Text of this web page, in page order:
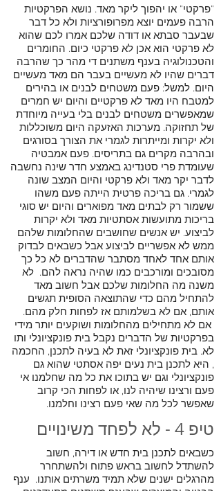
"פרקטי" או יהפוך ליקר מאד. נושא הפרקטיות
הרבה פעמים יוצא מפרופורציות ולא כל דבר
שבעבר סבתא או דודה שלכם אמרו לכם שהוא
לא פרקטי הוא אכן לא פרקטי כיום. החומרים
והטכנולוגיה בענף משתנים די מהר כך שהרבה
דברים שהיו לא מעשיים בעבר הם מאד מעשיים
היום. למשל: פעם משטחים לבנים או בהירים
למטבח היו מאד לא פרקטיים והיום יש חמרים
שמאפשרים משטחים לבנים בלי בעייה מיוחדת
של תחזוקה. מערכות האזעקה היום משוכללות
ולא יקרות ומייתרות לגמרי את הצורך בסורגים
ובהרבה מקרים גם בתריסים. פעם אמבטיה
שעומדת פרי סטנדינג באמצע חדר שינה נחשבה
לדבר יקר מאד ולא פרקטי והיום המצב שונה
לגמרי. גם בריכה פרטית הייתה פעם משהו
ששמור רק לבתים מאד מפוארים והיום יש סוגי
בריכות מתועשות אסתטיות מאד ולא יקרות
לביצוע. יש אנשים שחושבים שהחלומות שלהם
ממש לא אפשריים לביצוע אבל כשבאים לבדוק
אותם אחד לאחד מסתבר שהדברים לא כל כך
מסובכים ומורכבים כמו שהיה נראה להם. לא
משנה מה החלומות שלכם אבל חשוב מאד
להתחיל מהם כדי שהתוצאה הסופית תגשים
אותם, אם לא בשלמותם אז לפחות חלק מהם.
אם לא מתחילים מהחלומות ושוקעים יותר מידי
בפרקטיות של הדברים נקבל בית פונקציונלי ותו
לא. בית פונקציונלי זאת לא בעיה לתכנן, החכמה
, היא לתכנן בית נעים יפה אסתטי שהוא גם
פונקציונלי וגם יש בתוכו את כל מה שחלמנו אי
פעם ורצינו שיהיה לנו, או לפחות הכי קרוב
שאפשר לכל מה שאי פעם רצינו וחלמנו.
טיפ 4 - לא לפחד משינויים
כשבאים לתכנן בית חדש או דירה, חשוב
להשתדל לחשוב בראש פתוח ולהשתחרר
מהרגלים ישנים שלא תמיד משרתים אותנו. ענף